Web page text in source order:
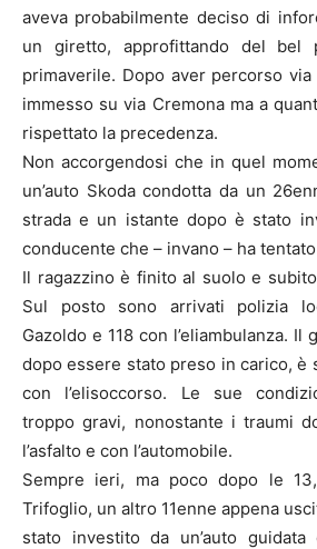
aveva probabilmente deciso di
un giretto, approfittando del bel
primaverile. Dopo aver percorso
immesso su via Cremona ma a
rispettato la precedenza.
Non accorgendosi che in quel
un’auto Skoda condotta da un
strada e un istante dopo è stato
conducente che – invano – ha
Il ragazzino è finito al suolo e subito
Sul posto sono arrivati polizia
Gazoldo e 118 con l’eliambulanza. Il
dopo essere stato preso in carico, è
con l’elisoccorso. Le sue
troppo gravi, nonostante i traumi
l’asfalto e con l’automobile.
Sempre ieri, ma poco dopo le
Trifoglio, un altro 11enne appena
stato investito da un’auto